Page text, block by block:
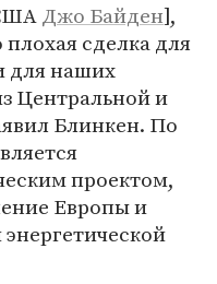
Джо Байден],
сделка для
для наших
Центральной и
Блинкен. По
проектом,
Европы и